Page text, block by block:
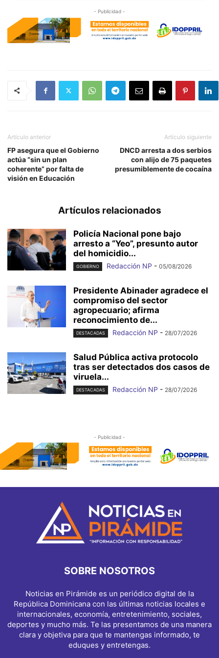
- Publicidad -
Artículo anterior
FP asegura que el Gobierno
actúa “sin un plan
coherente” por falta de
visión en Educación
Artículo siguiente
DNCD arresta a dos serbios
con alijo de 75 paquetes
presumiblemente de cocaína
Artículos relacionados
Policía Nacional pone bajo
arresto a “Yeo”, presunto autor
del homicidio...
GOBIERNO Redacción NP - 05/08/2026
Presidente Abinader agradece el
compromiso del sector
agropecuario; afirma
reconocimiento de...
DESTACADAS Redacción NP - 28/07/2026
Salud Pública activa protocolo
tras ser detectados dos casos de
viruela...
DESTACADAS Redacción NP - 28/07/2026
- Publicidad -
SOBRE NOSOTROS
Noticias en Pirámide es un periódico digital de la
República Dominicana con las últimas noticias locales e
internacionales, economía, entretenimiento, sociales,
deportes y mucho más. Te las presentamos de una manera
clara y objetiva para que te mantengas informado, te
eduques y entretengas.